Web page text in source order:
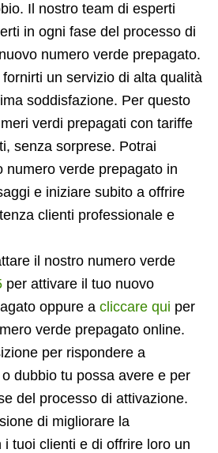
Il nostro team di esperti
in ogni fase del processo di
numero verde prepagato.
un servizio di alta qualità
soddisfazione. Per questo
verdi prepagati con tariffe
senza sorprese. Potrai
numero verde prepagato in
e iniziare subito a offrire
clienti professionale e
il nostro numero verde
per attivare il tuo nuovo
oppure a cliccare qui per
verde prepagato online.
per rispondere a
dubbio tu possa avere e per
del processo di attivazione.
di migliorare la
tuoi clienti e di offrire loro un